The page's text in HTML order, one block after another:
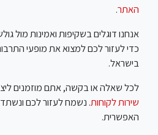
האתר.
אנחנו דוגלים בשקיפות ואמינות מול
כדי לעזור לכם למצוא את מופעי
בישראל.
לכל שאלה או בקשה, אתם מוזמנים
שירות לקוחות. נשמח לעזור לכם
האפשרית.